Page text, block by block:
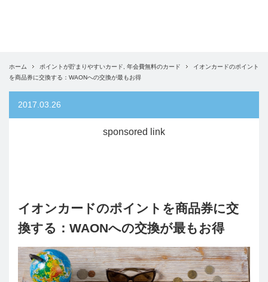
ホーム ポイントが貯まりやすいカード 年会費無料のカード
イオンカードのポイント
を商品券に交換する：WAONへの交換が最もお得
2017.03.26
sponsored link
イオンカードのポイントを商品券に交
換する：WAONへの交換が最もお得